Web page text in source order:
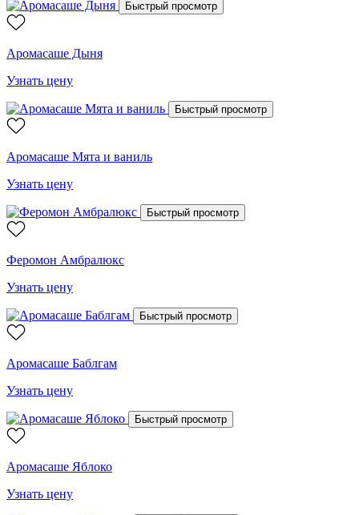
Быстрый просмотр
Аромасаше Дыня
Узнать цену
Быстрый просмотр
Аромасаше Мята и ваниль
Узнать цену
Быстрый просмотр
Феромон Амбралюкс
Узнать цену
Быстрый просмотр
Аромасаше Баблгам
Узнать цену
Быстрый просмотр
Аромасаше Яблоко
Узнать цену